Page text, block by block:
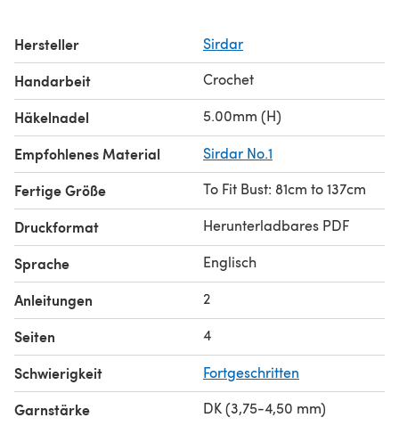
Hersteller Sirdar
Handarbeit Crochet
Häkelnadel 5.00mm (H)
Empfohlenes Material Sirdar No.1
Fertige Größe To Fit Bust: 81cm to 137cm
Druckformat Herunterladbares PDF
Sprache Englisch
Anleitungen 2
Seiten 4
Schwierigkeit Fortgeschritten
Garnstärke DK (3,75-4,50 mm)